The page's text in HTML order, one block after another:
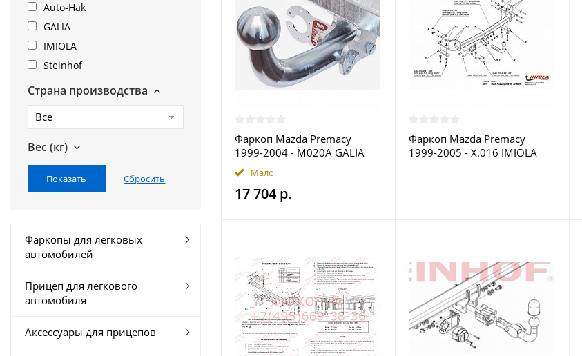
Auto-Hak
GALIA
IMIOLA
Steinhof
Страна производства
Все
Вес (кг)
Фаркопы для легковых
автомобилей
Прицеп для легкового
автомобиля
Аксессуары для прицепов
Фаркоп Mazda Premacy
1999-2004 - M020A GALIA
купить в Москве
Мало
17 704 р.
Фаркоп Mazda Premacy
1999-2005 - X.016 IMIOLA